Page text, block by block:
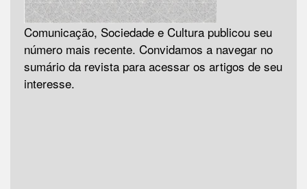
Comunicação, Sociedade e Cultura publicou seu
número mais recente. Convidamos a navegar no
sumário da revista para acessar os artigos de seu
interesse.